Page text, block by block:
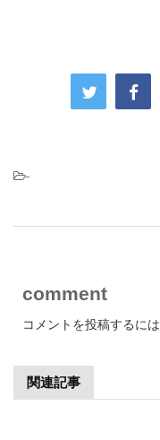
-
comment
コメントを投稿するには
関連記事